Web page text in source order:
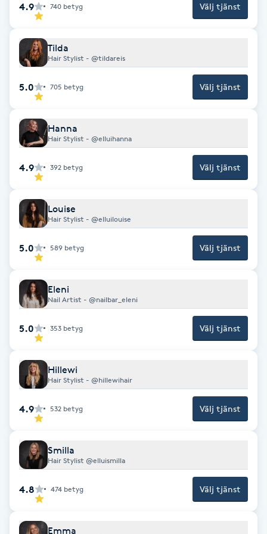
Fotsvamp
Fotvård
Fransborttagning
Fransfärgning
Fransförlängning
Fransförlängning Megavolym
Fransförlängning Volym
Fransk manikyr
Fransrengöring
Frekvensterapi
Friskvård
Friskvårdsmassage
Frisör
Färgning
4.9 740 betyg Välj tjänst
Tilda
Hair Stylist - @tildareis
5.0 705 betyg Välj tjänst
Hanna
Hair Stylist - @elluihanna
4.9 392 betyg Välj tjänst
Louise
Hair Stylist - @elluilouise
5.0 589 betyg Välj tjänst
Eleni
Nail Artist - @nailbar_eleni
5.0 353 betyg Välj tjänst
Hillewi
Hair Stylist - @hillewihair
4.9 532 betyg Välj tjänst
Smilla
Hair Stylist @elluismilla
4.8 474 betyg Välj tjänst
Emma